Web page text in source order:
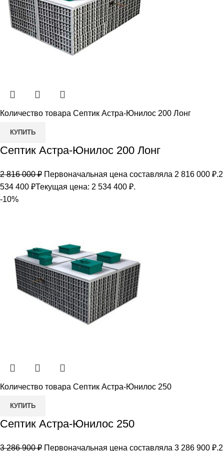
Количество товара Септик Астра-Юнилос 200 Лонг
КУПИТЬ
Септик Астра-Юнилос 200 Лонг
2 816 000₽ Первоначальная цена составляла 2 816 000 ₽.2
534 400 ₽Текущая цена: 2 534 400 ₽.
-10%
Количество товара Септик Астра-Юнилос 250
КУПИТЬ
Септик Астра-Юнилос 250
3 286 900₽ Первоначальная цена составляла 3 286 900 ₽.2